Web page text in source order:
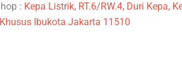
: Kepa Listrik, RT.6/RW.4, Duri Kepa,
Ibukota Jakarta 11510